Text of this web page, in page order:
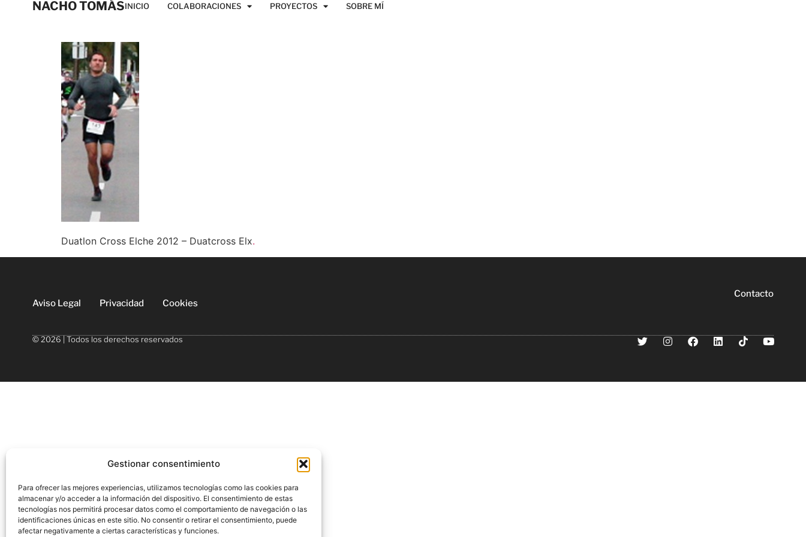
Gestionar consentimiento
Para ofrecer las mejores experiencias, utilizamos tecnologías como las cookies para
almacenar y/o acceder a la información del dispositivo. El consentimiento de estas
tecnologías nos permitirá procesar datos como el comportamiento de navegación o las
identificaciones únicas en este sitio. No consentir o retirar el consentimiento, puede
afectar negativamente a ciertas características y funciones.
NACHO TOMÁSINICIO COLABORACIONES PROYECTOS SOBRE MÍ
Duatlon Cross Elche 2012 – Duatcross Elx.
Aviso Legal Privacidad Cookies
Contacto
© 2026 | Todos los derechos reservados